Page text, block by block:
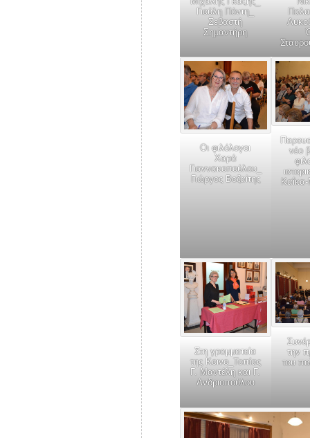
Γιούλη Πόντη_
Σεβαστή
Σημαντήρη
Οι φιλόλογοι
Χαρά
Γιαννακοπούλου_
Γιώργος Βοζαίτης
νέο
Στη γραμματεία
της Κοινο_Τοπίας
Γ. Μαντέλη και Γ.
Ανδριοπούλου
την
του